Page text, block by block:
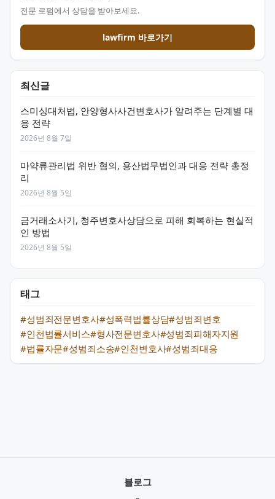
전문 로펌에서 상담을 받아보세요.
lawfirm 바로가기
최신글
스미싱대처법, 안양형사사건변호사가 알려주는 단계별 대
응 전략
2026년 8월 7일
마약류관리법 위반 혐의, 용산법무법인과 대응 전략 총정
리
2026년 8월 5일
금거래소사기, 청주변호사상담으로 피해 회복하는 현실적
인 방법
2026년 8월 5일
태그
#성범죄전문변호사#성폭력법률상담#성범죄변호
#인천법률서비스#형사전문변호사#성범죄피해자지원
#법률자문#성범죄소송#인천변호사#성범죄대응
블로그